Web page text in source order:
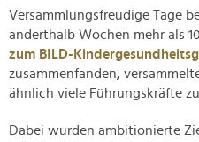
Versammlungsfreudige Tage
anderthalb Wochen mehr als
zum BILD-
zusammenfanden,
ähnlich viele Führungskräfte
Dabei wurden ambitionierte